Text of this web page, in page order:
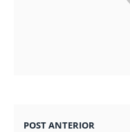
POST ANTERIOR